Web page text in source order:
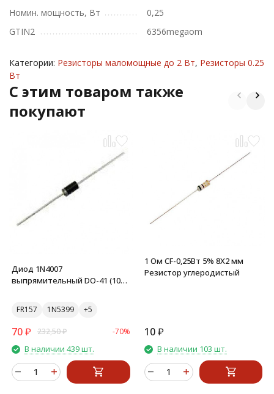
Номин. мощность, Вт
0,25
GTIN2
6356megaom
Категории: Резисторы маломощные до 2 Вт, Резисторы 0.25
Вт
C этим товаром также
покупают
Диод 1N4007
выпрямительный DO-41 (10
FR157 1N5399
70₽ 232,50₽ -70%
В наличии 439 шт.
1 Ом CF-0,25Вт 5% 8X2 мм
Резистор углеродистый
10 ₽
В наличии 103 шт.